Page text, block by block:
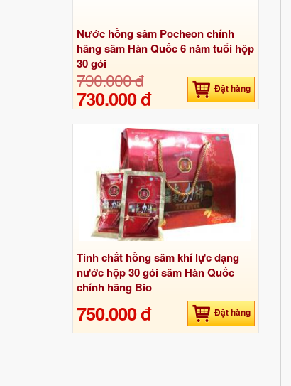
Nước hồng sâm Pocheon chính
hãng sâm Hàn Quốc 6 năm tuổi hộp
30 gói
790.000 đ
730.000 đ Đặt hàng
Tinh chất hồng sâm khí lực dạng
nước hộp 30 gói sâm Hàn Quốc
chính hãng Bio
750.000 đ Đặt hàng